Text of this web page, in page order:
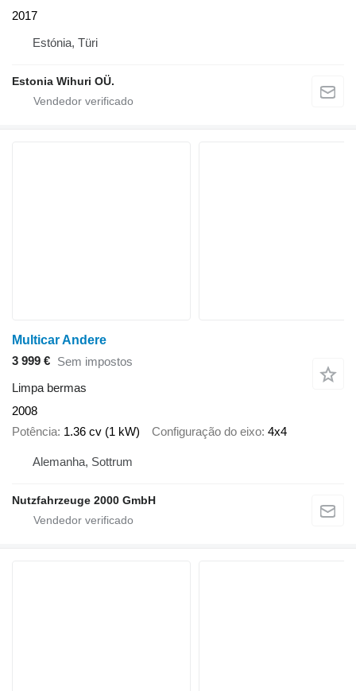
2017
Estónia, Türi
Estonia Wihuri OÜ.
Multicar Andere
3 999 € Sem impostos
Limpa bermas
2008
Potência 1.36 cv (1 kW) Configuração do eixo 4x4
Alemanha, Sottrum
Nutzfahrzeuge 2000 GmbH